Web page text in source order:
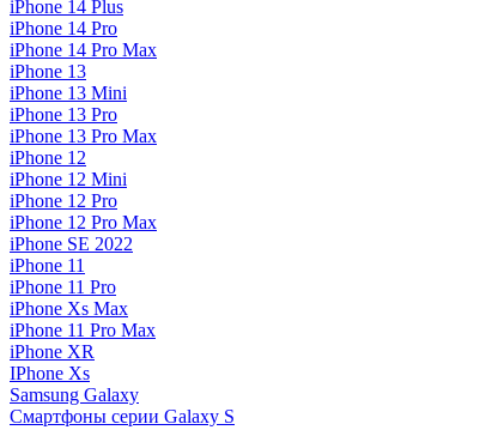
iPhone 14 Plus
iPhone 14 Pro
iPhone 14 Pro Max
iPhone 13
iPhone 13 Mini
iPhone 13 Pro
iPhone 13 Pro Max
iPhone 12
iPhone 12 Mini
iPhone 12 Pro
iPhone 12 Pro Max
iPhone SE 2022
iPhone 11
iPhone 11 Pro
iPhone Xs Max
iPhone 11 Pro Max
iPhone XR
IPhone Xs
Samsung Galaxy
Смартфоны серии Galaxy S